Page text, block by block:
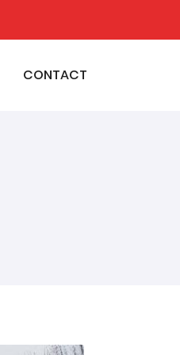
CONTACT